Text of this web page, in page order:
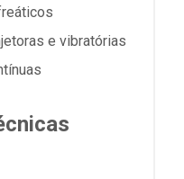
e vibratórias